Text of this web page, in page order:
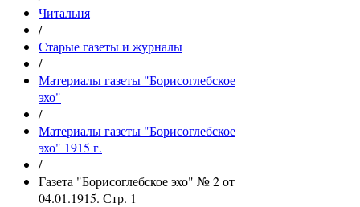
Читальня
/
Старые газеты и журналы
/
Материалы газеты "Борисоглебское
эхо"
/
Материалы газеты "Борисоглебское
эхо" 1915 г.
/
Газета "Борисоглебское эхо" № 2 от
04.01.1915. Стр. 1